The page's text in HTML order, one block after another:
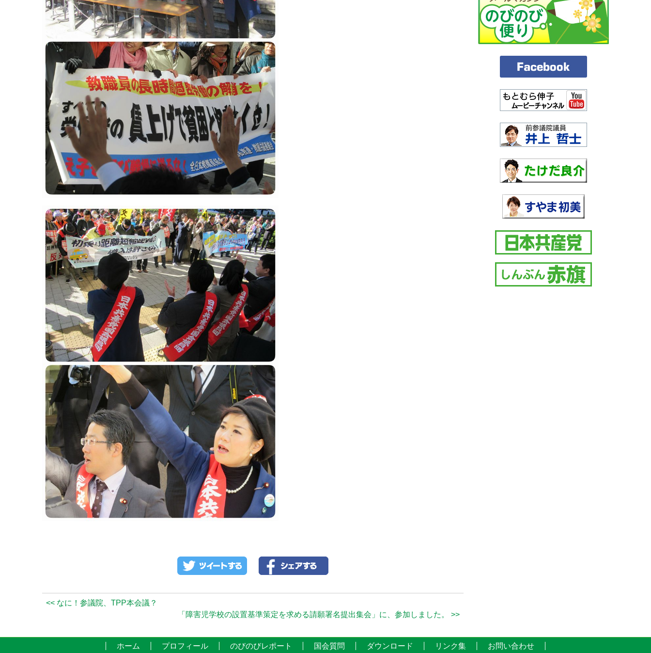
<< なに！参議院、TPP本会議？
「障害児学校の設置基準策定を求める請願署名提出集会」に、参加しました。 >>
ホーム プロフィール のびのびレポート 国会質問 ダウンロード リンク集 お問い合わせ